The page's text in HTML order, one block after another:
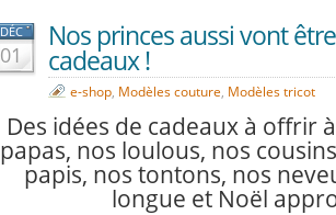
DÉC
01
Nos princes aussi vont
cadeaux !
e-shop, Modèles couture, Modèles tricot
Des idées de cadeaux à offrir
papas, nos loulous, nos
papis, nos tontons, nos
longue et Noël